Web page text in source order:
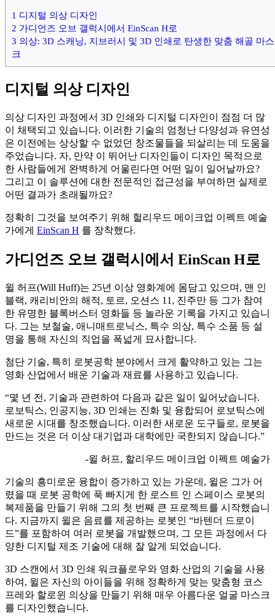
1 디지털 의상 디자인
2 가디언즈 오브 갤럭시에서 EinScan H로
3 의상: 3D 스캐닝, 지브러시 및 3D 인쇄로 탄생한 맞춤 해골 마스
크
디지털 의상 디자인
의상 디자인 과정에서 3D 인쇄와 디지털 디자인이 점점 더 많
이 채택되고 있습니다. 이러한 기술의 엄청난 다양성과 유연성
은 이전에는 상상할 수 없었던 창조물들을 되살리는 데 도움을
주었습니다. 자, 만약 이 뛰어난 디자인들이 디자인 목적으로
한 사람들에게 완벽하게 어울린다면 어떤 일이 일어날까요?
그리고 이 솔루션에 대한 전문적인 접근성을 부여하면 실제로
어떤 결과가 초래될까요?
정확히 그것을 보여주기 위해 헐리우드 메이크업 이펙트 예술
가에게 EinScan H 를 장착했다.
가디언즈 오브 갤럭시에서 EinScan H로
윌 허프(Will Huff)는 25년 이상 영화계에 몸담고 있으며, 맨 인
블랙, 캐리비안의 해적, 토르, 오션스 11, 진주만 등 그가 참여
한 유명한 블록버스터 영화들 등 놀라운 기록을 가지고 있습니
다. 그는 보철술, 애니매트로닉스, 특수 의상, 특수 소품 등 설
명을 통해 자신의 직업을 폭넓게 묘사합니다.
첨단 기술, 특히 로봇공학 분야에서 크게 활약하고 있는 그는
영화 산업에서 배운 기술과 재료를 사용하고 있습니다.
“몇 년 전, 기술과 관련하여 다음과 같은 일이 일어났습니다.
로보틱스, 인공지능, 3D 인쇄는 진화 및 융합되어 로보틱스에
새로운 시대를 창조했습니다. 이러한 새로운 도구들로, 로봇을
만드는 것은 더 이상 대기업과 대학에만 국한되지 않습니다.”
-윌 허프, 할리우드 메이크업 이펙트 예술가
기술의 흥미로운 융합이 증가하고 있는 가운데, 윌은 그가 어
렸을 때 로봇 공학에 푹 빠지게 한 로스트 인 스페이스 로봇의
복제품을 만들기 위해 그의 첫 번째 큰 프로젝트를 시작했습니
다. 지금까지 윌은 음료를 제공하는 로봇인 “바텐더 드로이
드”를 포함하여 여러 로봇을 개발했으며, 그 모든 과정에서 다
양한 디지털 제조 기술에 대해 잘 알게 되었습니다.
3D 스캔에서 3D 인쇄 워크플로우와 영화 산업의 기술을 사용
하여, 윌은 자신의 아이들을 위해 정확하게 맞는 맞춤형 코스
프레와 할로윈 의상을 만들기 위해 매우 아름다운 얼굴 마스크
를 디자인했습니다.